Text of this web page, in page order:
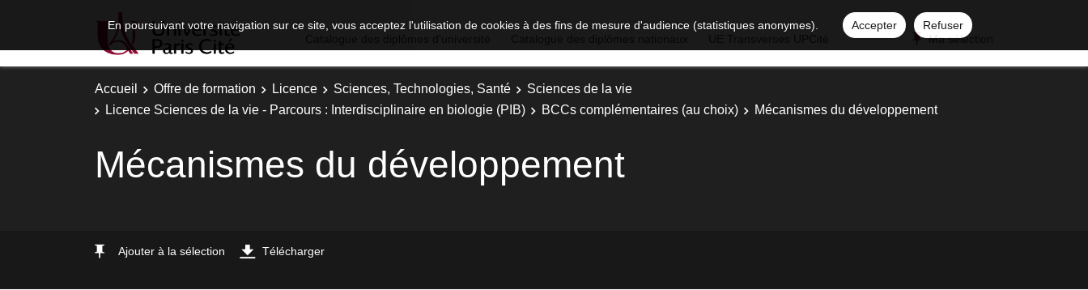
En poursuivant votre navigation sur ce site, vous acceptez l'utilisation de cookies à des fins de mesure d'audience (statistiques anonymes). Accepter
Refuser
Ma sélection
Accueil Offre de formation Licence Sciences, Technologies, Santé
Sciences de la vie
Licence Sciences de la vie - Parcours : Interdisciplinaire en biologie (PIB)
BCCs complémentaires (au choix) Mécanismes du développement
Mécanismes du développement
Ajouter à la sélection Télécharger